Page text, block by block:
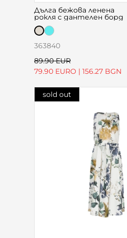
Дълга бежова ленена
рокля с дантелен борд
363840
89.90 EUR
79.90 EURO | 156.27 BGN
sold out